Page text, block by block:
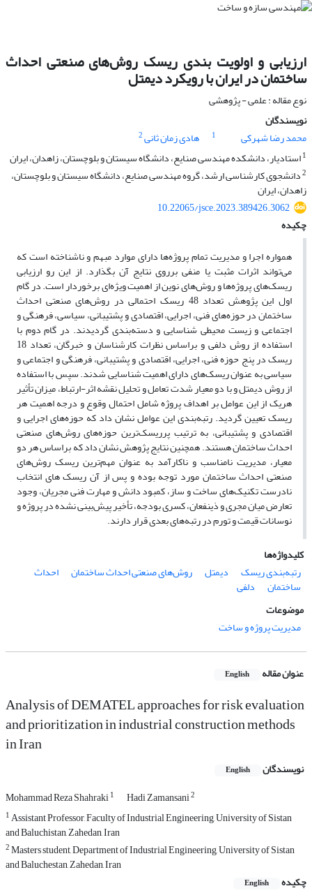
ارزیابی و اولویت بندی ریسک روش‌های صنعتی احداث
ساختمان در ایران با رویکرد دیمتل
نوع مقاله : علمی - پژوهشی
نویسندگان
محمد رضا شهرکی
1 هادی زمان ثانی2
1استادیار، دانشکده مهندسی صنایع، دانشگاه سیستان و بلوچستان، زاهدان، ایران
2دانشجوی کارشناسی ارشد، گروه مهندسی صنایع، دانشگاه سیستان و بلوچستان،
زاهدان، ایران
10.22065/jsce.2023.389426.3062
چکیده
همواره اجرا و مدیریت تمام پروژه‌ها دارای موارد مبهم و ناشناخته است که
می‌تواند اثرات مثبت یا منفی برروی نتایج آن بگذارد. از این رو ارزیابی
ریسک‌های پروژه‌ها و روش‌های نوین از اهمیت ویژه‌ای برخوردار است. در گام
اول این پژوهش تعداد 48 ریسک احتمالی در روش‌های صنعتی احداث
ساختمان در حوزه‌های فنی، اجرایی، اقتصادی و پشتیبانی، سیاسی، فرهنگی و
اجتماعی و زیست محیطی شناسایی و دسته‌بندی گردیدند. در گام دوم با
استفاده از روش دلفی و براساس نظرات کارشناسان و خبرگان، تعداد 18
ریسک در پنج حوزه فنی، اجرایی، اقتصادی و پشتیبانی، فرهنگی و اجتماعی و
سیاسی به عنوان ریسک‌های دارای اهمیت شناسایی شدند. سپس با استفاده
از روش دیمتل و با دو معیار شدت تعامل و تحلیل نقشه اثر-ارتباط، میزان تأثیر
هریک از این عوامل بر اهداف پروژه شامل احتمال وقوع و درجه اهمیت هر
ریسک تعیین گردید. رتبه‌بندی این عوامل نشان داد که حوزه‌های اجرایی و
اقتصادی و پشتیبانی، به ترتیب پرریسک‌ترین حوزه‌های روش‌های صنعتی
احداث ساختمان هستند. همچنین نتایج پژوهش نشان داد که براساس هر دو
معیار، مدیریت نامناسب و ناکارآمد به عنوان مهم‌ترین ریسک روش‌های
صنعتی احداث ساختمان مورد توجه بوده و پس از آن ریسک های انتخاب
نادرست تکنیک‌های ساخت و ساز، کمبود دانش و مهارت فنی مجریان، وجود
تعارض میان مجری و ذینفعان، کسری بودجه، تأخیر پیش‌بینی نشده در پروژه و
نوسانات قیمت و تورم در رتبه‌های بعدی قرار دارند.
کلیدواژه‌ها
رتبه‌بندی ریسک
دیمتل روش‌های صنعتی احداث ساختمان احداث
ساختمان
دلفی
موضوعات
مدیریت پروژه و ساخت
عنوان مقاله English
Analysis of DEMATEL approaches for risk evaluation
and prioritization in industrial construction methods
in Iran
نویسندگان English
Mohammad Reza Shahraki1 Hadi Zamansani2
1Assistant Professor, Faculty of Industrial Engineering, University of Sistan
and Baluchistan, Zahedan, Iran
2Masters student, Department of Industrial Engineering, University of Sistan
and Baluchestan, Zahedan, Iran
چکیده
English